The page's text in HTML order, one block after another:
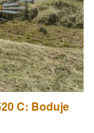
C: Boduje